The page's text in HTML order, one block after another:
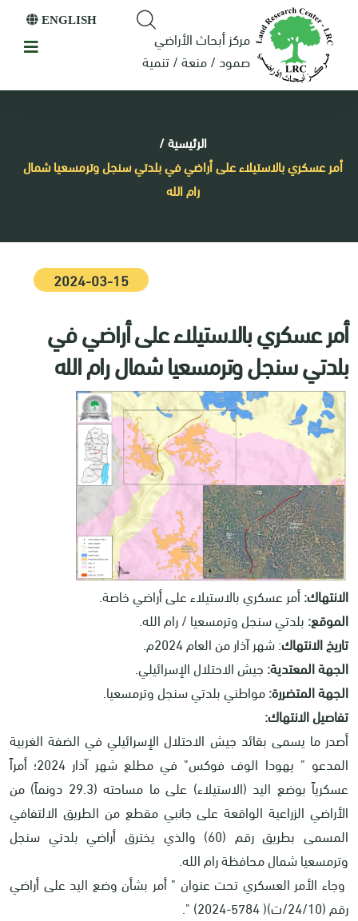
مركز أبحاث الأراضي
صمود / منعة / تنمية
ENGLISH
الرئيسية/
أمر عسكري بالاستيلاء على أراضي في بلدتي سنجل وترمسعيا شمال
رام الله
2024-03-15
أمر عسكري بالاستيلاء على أراضي في
بلدتي سنجل وترمسعيا شمال رام الله
الانتهاك:أمر عسكري بالاستيلاء على أراضي خاصة.
الموقع:بلدتي سنجل وترمسعيا / رام الله.
تاريخ الانتهاك: شهر آذار من العام 2024م.
الجهة المعتدية:جيش الاحتلال الإسرائيلي.
الجهة المتضررة:مواطني بلدتي سنجل وترمسعيا.
تفاصيل الانتهاك:
أصدر ما يسمى بقائد جيش الاحتلال الإسرائيلي في الضفة الغربية
المدعو " يهودا الوف فوكس" في مطلع شهر آذار 2024؛ أمراً
عسكرياً بوضع اليد (الاستيلاء) على ما مساحته (29.3 دونماً) من
الأراضي الزراعية الواقعة على جانبي مقطع من الطريق الالتفافي
المسمى بطريق رقم (60) والذي يخترق أراضي بلدتي سنجل
وترمسعيا شمال محافظة رام الله.
وجاء الأمر العسكري تحت عنوان " أمر بشأن وضع اليد على أراضي
رقم (24/10/ت)( 5784-2024) ".